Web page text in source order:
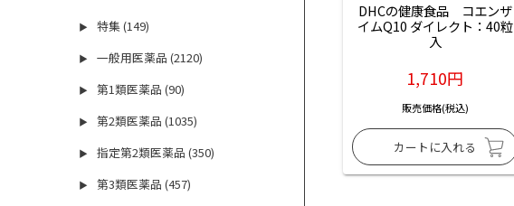
▶ 特集 (149)
▶ 一般用医薬品 (2120)
▶ 第1類医薬品 (90)
▶ 第2類医薬品 (1035)
▶ 指定第2類医薬品 (350)
▶ 第3類医薬品 (457)
DHCの健康食品　コエンザ
イムQ10 ダイレクト：40粒
入
1,710円
販売価格(税込)